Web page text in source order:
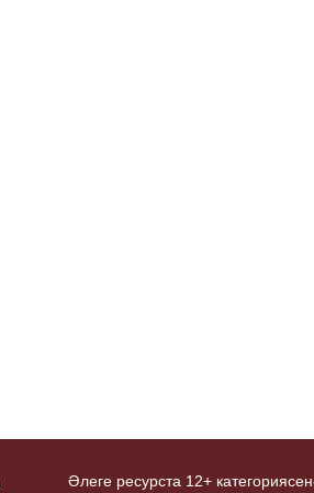
Әлеге ресурста 12+